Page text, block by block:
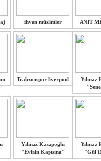
ihvan müslimler ANIT
Trabzonspor liverpool
Yılmaz
Yılmaz Kasapoğlu
"Evinin Kapısına"
Yılmaz
"Gül